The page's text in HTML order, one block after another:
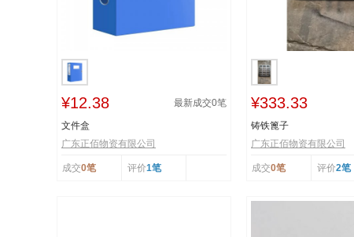
¥12.38 最新成交0笔
文件盒
广东正佰物资有限公司
成交0笔 评价1笔
¥333.33
铸铁篦子
广东正佰物资有限公司
成交0笔 评价2笔